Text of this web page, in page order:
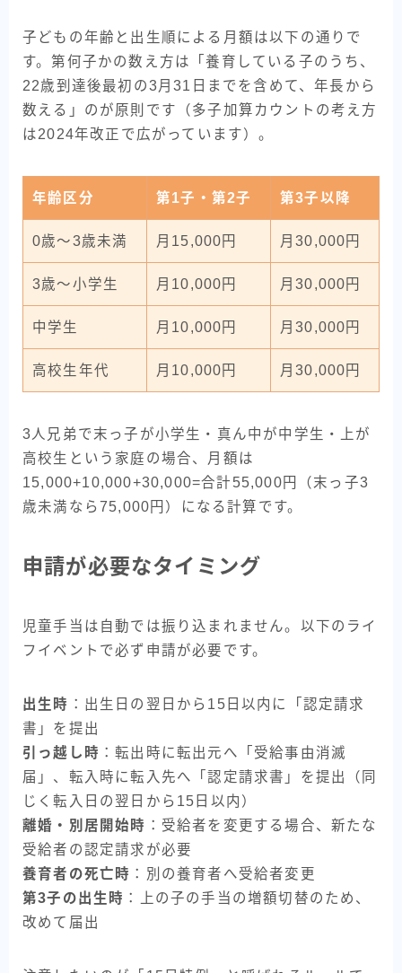
子どもの年齢と出生順による月額は以下の通りで
す。第何子かの数え方は「養育している子のうち、
22歳到達後最初の3月31日までを含めて、年長から
数える」のが原則です（多子加算カウントの考え方
は2024年改正で広がっています）。
年齢区分 第1子・第2子 第3子以降
0歳〜3歳未満 月15,000円 月30,000円
3歳〜小学生 月10,000円 月30,000円
中学生 月10,000円 月30,000円
高校生年代 月10,000円 月30,000円
3人兄弟で末っ子が小学生・真ん中が中学生・上が
高校生という家庭の場合、月額は
15,000+10,000+30,000=合計55,000円（末っ子3
歳未満なら75,000円）になる計算です。
申請が必要なタイミング
児童手当は自動では振り込まれません。以下のライ
フイベントで必ず申請が必要です。
出生時 ：出生日の翌日から15日以内に「認定請求
書」を提出
引っ越し時 ：転出時に転出元へ「受給事由消滅
届」、転入時に転入先へ「認定請求書」を提出（同
じく転入日の翌日から15日以内）
離婚・別居開始時 ：受給者を変更する場合、新たな
受給者の認定請求が必要
養育者の死亡時 ：別の養育者へ受給者変更
第3子の出生時 ：上の子の手当の増額切替のため、
改めて届出